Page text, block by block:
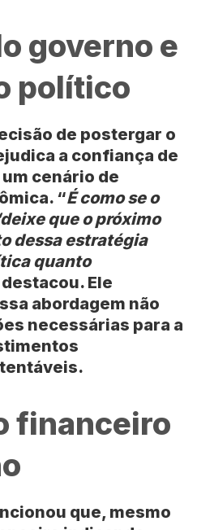
governo e
político
de postergar o
a confiança de
cenário de
“É como se o
que o próximo
dessa estratégia
quanto
destacou. Ele
abordagem não
necessárias para a
financeiro
que, mesmo